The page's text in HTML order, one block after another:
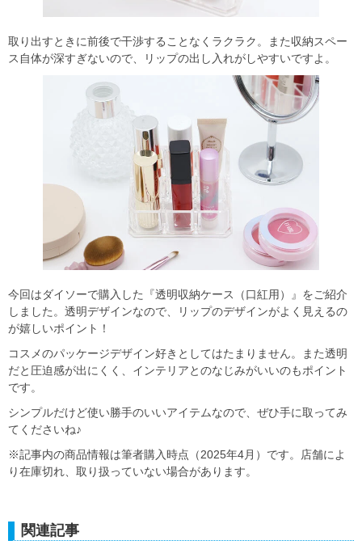
取り出すときに前後で干渉することなくラクラク。また収納スペー
ス自体が深すぎないので、リップの出し入れがしやすいですよ。
今回はダイソーで購入した『透明収納ケース（口紅用）』をご紹介
しました。透明デザインなので、リップのデザインがよく見えるの
が嬉しいポイント！
コスメのパッケージデザイン好きとしてはたまりません。また透明
だと圧迫感が出にくく、インテリアとのなじみがいいのもポイント
です。
シンプルだけど使い勝手のいいアイテムなので、ぜひ手に取ってみ
てくださいね♪
※記事内の商品情報は筆者購入時点（2025年4月）です。店舗によ
り在庫切れ、取り扱っていない場合があります。
関連記事